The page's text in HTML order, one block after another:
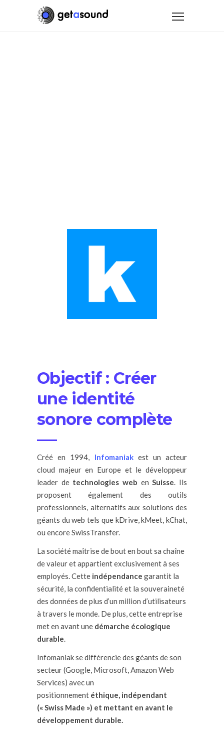
Objectif : Créer
une identité
sonore complète
Créé en 1994, Infomaniakest un acteur
cloud majeur en Europe et le développeur
leader de technologies web enSuisse. Ils
proposent également des outils
professionnels, alternatifs aux solutions des
géants du web tels que kDrive, kMeet, kChat,
ou encore SwissTransfer.
La société maîtrise de bout en bout sa chaîne
de valeur et appartient exclusivement à ses
employés. Cette indépendance garantit la
sécurité, la confidentialité et la souveraineté
des données de plus d’un million d’utilisateurs
à travers le monde. De plus, cette entreprise
met en avant une démarche écologique
durable.
Infomaniak se différencie des géants de son
secteur (Google, Microsoft, Amazon Web
Services) avec un
positionnement éthique, indépendant
(« Swiss Made ») et mettant en avant le
développement durable.